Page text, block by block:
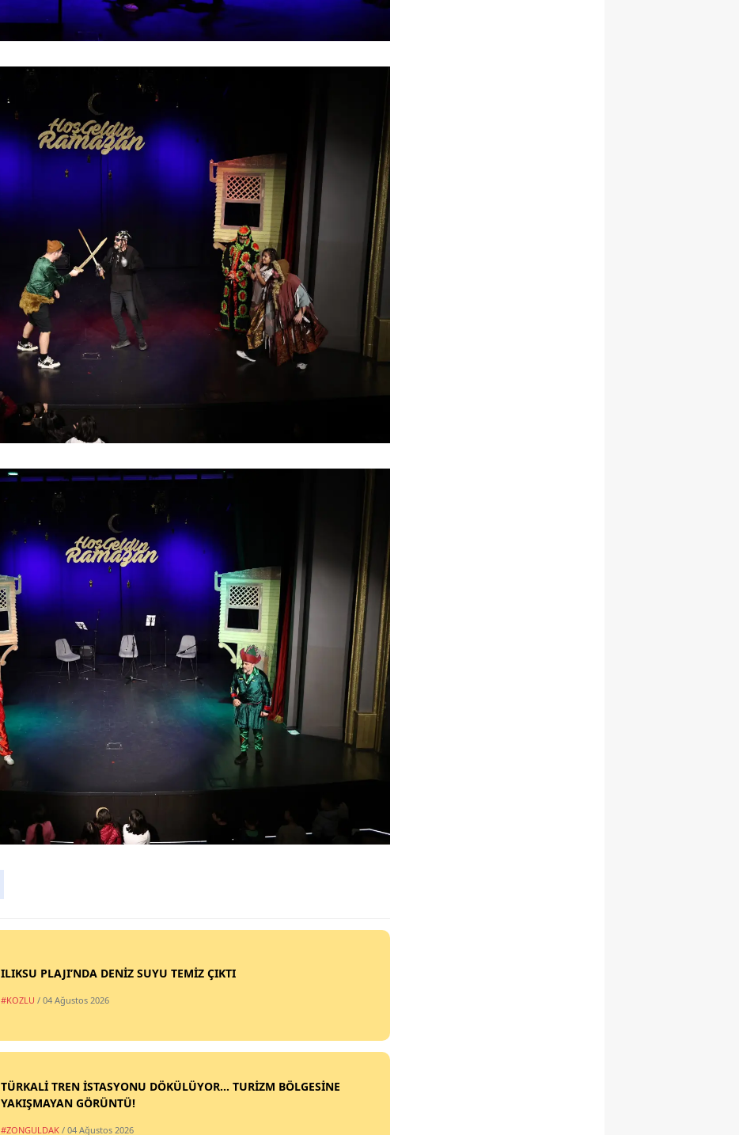
ILIKSU PLAJI’NDA DENİZ SUYU TEMİZ ÇIKTI
#KOZLU / 04 Ağustos 2026
TÜRKALİ TREN İSTASYONU DÖKÜLÜYOR... TURİZM BÖLGESİNE
YAKIŞMAYAN GÖRÜNTÜ!
#ZONGULDAK / 04 Ağustos 2026